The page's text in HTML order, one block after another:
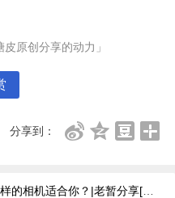
皮原创分享的动力」
分享到：
相机适合你？|老暂分享[原创]